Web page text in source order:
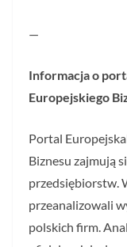
—
Informacja o
Europejskiego
Portal
Biznesu zajmują
przedsiębiorstw.
przeanalizowali
polskich firm.